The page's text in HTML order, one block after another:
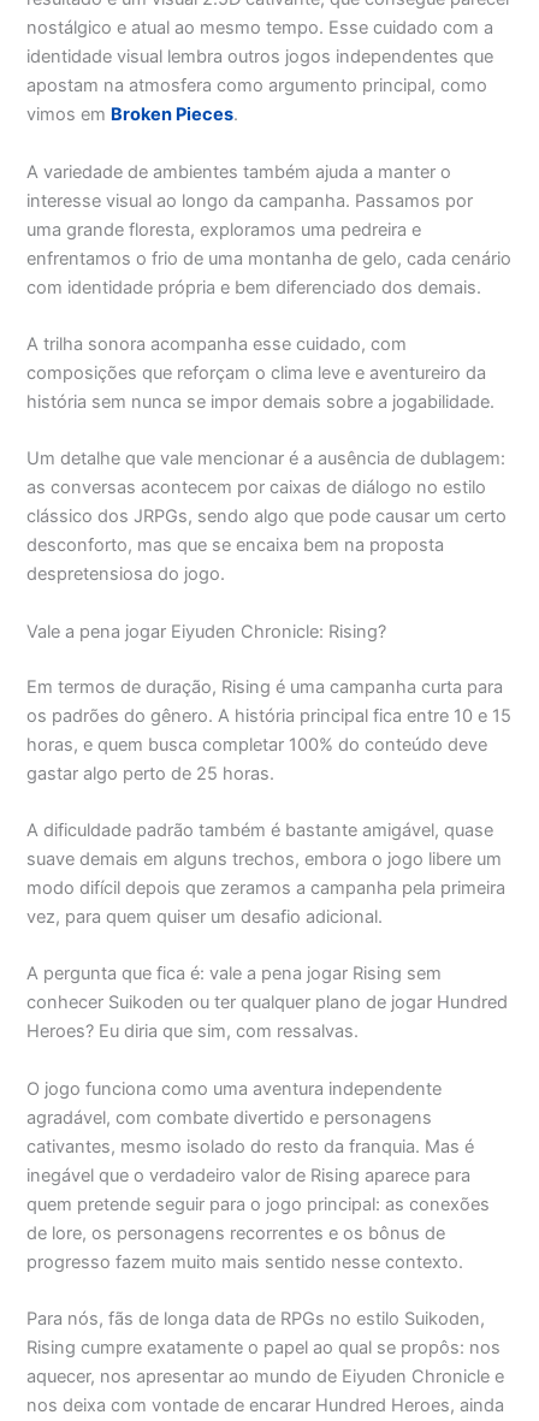
nostálgico e atual ao mesmo tempo. Esse cuidado com a
identidade visual lembra outros jogos independentes que
apostam na atmosfera como argumento principal, como
vimos em Broken Pieces.
A variedade de ambientes também ajuda a manter o
interesse visual ao longo da campanha. Passamos por
uma grande floresta, exploramos uma pedreira e
enfrentamos o frio de uma montanha de gelo, cada cenário
com identidade própria e bem diferenciado dos demais.
A trilha sonora acompanha esse cuidado, com
composições que reforçam o clima leve e aventureiro da
história sem nunca se impor demais sobre a jogabilidade.
Um detalhe que vale mencionar é a ausência de dublagem:
as conversas acontecem por caixas de diálogo no estilo
clássico dos JRPGs, sendo algo que pode causar um certo
desconforto, mas que se encaixa bem na proposta
despretensiosa do jogo.
Vale a pena jogar Eiyuden Chronicle: Rising?
Em termos de duração, Rising é uma campanha curta para
os padrões do gênero. A história principal fica entre 10 e 15
horas, e quem busca completar 100% do conteúdo deve
gastar algo perto de 25 horas.
A dificuldade padrão também é bastante amigável, quase
suave demais em alguns trechos, embora o jogo libere um
modo difícil depois que zeramos a campanha pela primeira
vez, para quem quiser um desafio adicional.
A pergunta que fica é: vale a pena jogar Rising sem
conhecer Suikoden ou ter qualquer plano de jogar Hundred
Heroes? Eu diria que sim, com ressalvas.
O jogo funciona como uma aventura independente
agradável, com combate divertido e personagens
cativantes, mesmo isolado do resto da franquia. Mas é
inegável que o verdadeiro valor de Rising aparece para
quem pretende seguir para o jogo principal: as conexões
de lore, os personagens recorrentes e os bônus de
progresso fazem muito mais sentido nesse contexto.
Para nós, fãs de longa data de RPGs no estilo Suikoden,
Rising cumpre exatamente o papel ao qual se propôs: nos
aquecer, nos apresentar ao mundo de Eiyuden Chronicle e
nos deixa com vontade de encarar Hundred Heroes, ainda